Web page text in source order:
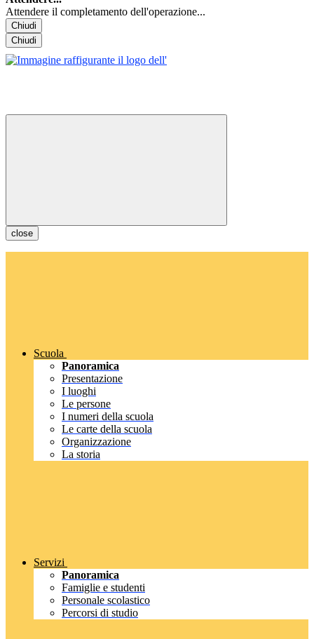
Attendere il completamento dell'operazione...
Chiudi
Chiudi
close
Scuola
Panoramica
Presentazione
I luoghi
Le persone
I numeri della scuola
Le carte della scuola
Organizzazione
La storia
Servizi
Panoramica
Famiglie e studenti
Personale scolastico
Percorsi di studio